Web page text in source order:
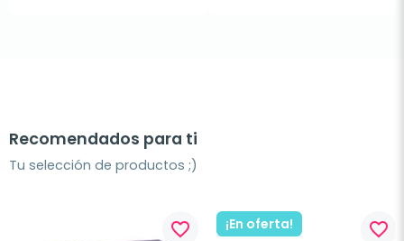
Recomendados para ti
Tu selección de productos ;)
favorite_border ¡En oferta! favorite_border